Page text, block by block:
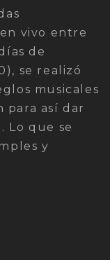
vivo entre
de
se realizó
musicales
para así dar
Lo que se
y